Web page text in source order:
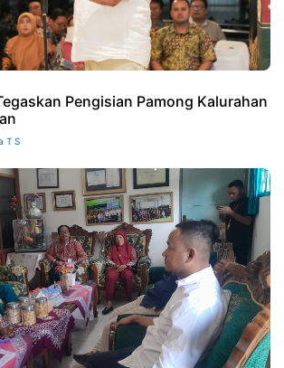
Pengisian Pamong Kalurahan
T S